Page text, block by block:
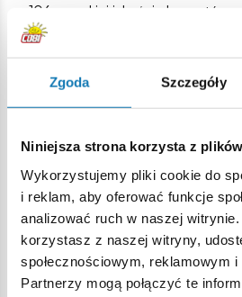
Zgoda Szczegóły
Niniejsza strona korzysta z
Wykorzystujemy pliki cookie do
i reklam, aby oferować funkcje
analizować ruch w naszej
korzystasz z naszej witryny,
społecznościowym, reklamowym i
Partnerzy mogą połączyć te
106 wysokiej jakości elementów
wyprodukowane w UE przez
tradycją,
spełniają normy
konstrukcyjnych,
czasie zabawy czy pod
czytelna i intuicyjna instrukcja
ikonach,
klocek z nadrukowanym
Wymiary pudełka (dł x sz x wys):